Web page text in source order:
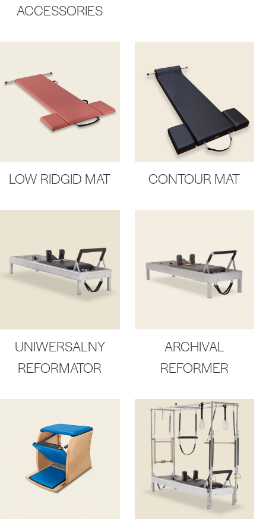
ACCESSORIES
LOW RIDGID MAT CONTOUR MAT
UNIWERSALNY
REFORMATOR
ARCHIVAL
REFORMER